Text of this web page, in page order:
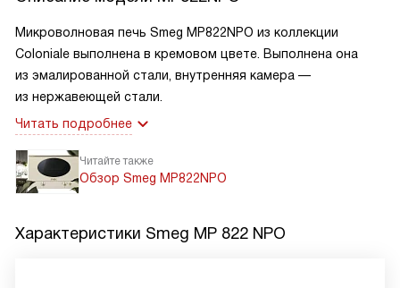
Микроволновая печь Smeg MP822NPO из коллекции
Coloniale выполнена в кремовом цвете. Выполнена она
из эмалированной стали, внутренняя камера —
из нержавеющей стали.
Читать подробнее
Читайте также
Обзор Smeg MP822NPO
Характеристики Smeg MP 822 NPO